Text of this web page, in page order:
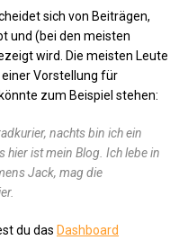
sich von Beiträgen,
und (bei den meisten
wird. Die meisten Leute
Vorstellung für
zum Beispiel stehen:
nachts bin ich ein
hier ist mein Blog. Ich lebe in
Jack, mag die
du das Dashboard